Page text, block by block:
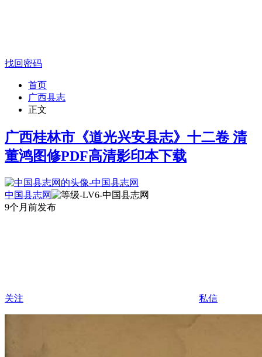
找回密码
首页
广西县志
正文
广西桂林市《道光兴安县志》十二卷 清
董鸿图修PDF高清影印本下载
中国县志网
9个月前发布
关注 私信